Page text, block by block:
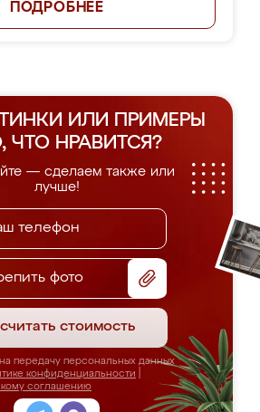
ПОДРОБНЕЕ
ИЛИ ПРИМЕРЫ
ЧТО НРАВИТСЯ?
— сделаем также или
лучше!
фото
стоимость
передачу персональных данных
конфиденциальности
соглашению